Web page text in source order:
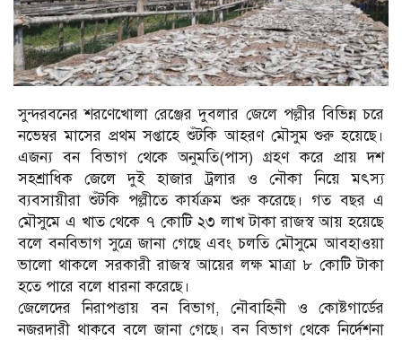
সুন্দরবনের শরণেখোলা রেঞ্জের দুবলার জেলে পল্লীর বিভিন্ন চরে
নভেম্বর মাসের প্রথম সপ্তাহে শুঁটকি আহরণ মৌসুম শুরু হয়েছে।
এজন্য বন বিভাগ থেকে অনুমতি(পাস) গ্রহণ করে প্রায় দশ
সহশ্রাধিক জেলে দুই হাজার ট্রলার ও নৌকা নিয়ে মৎস্য
ব্যবসায়ীরা শুঁটকি পল্লীতে কার্যক্রম শুরু করেছে। গত বছর এ
মৌসুমে এ খাত থেকে ৭ কোটি ২৩ লাখ টাকা রাজস্ব আয় হয়েছে
বলে বনবিভাগ সুত্রে জানা গেছে এবং চলতি মৌসুমে আবহাওয়া
ভালো থাকলে সরকারী রাজস্ব আয়ের লক্ষ মাত্রা ৮ কোটি টাকা
হতে পারে বলে ধারনা করেছে।
জেলেদের নিরাপত্তায় বন বিভাগ, নৌবাহিনী ও কোষ্টগার্ডের
নজরদারী থাকবে বলে জানা গেছে। বন বিভাগ থেকে নির্দেশনা